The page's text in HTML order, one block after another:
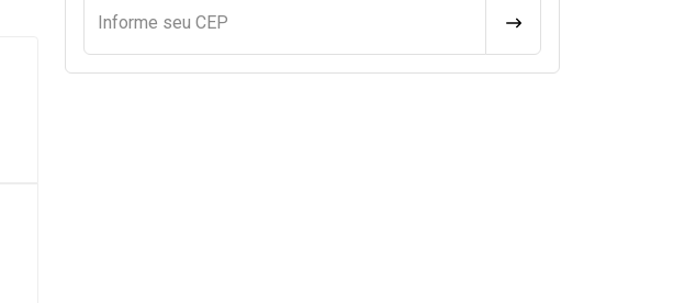
Informe seu CEP CALCULAR FRETE